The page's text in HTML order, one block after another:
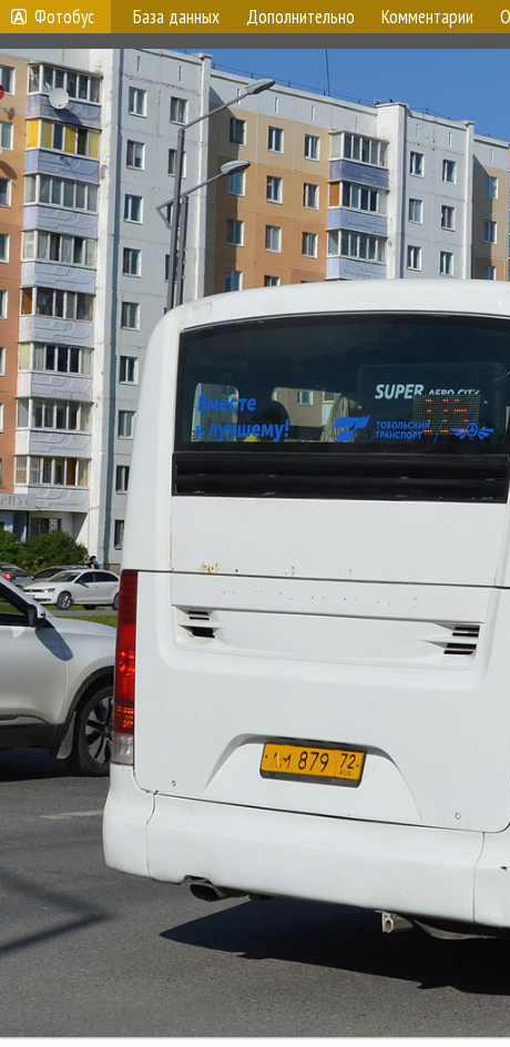
Фотобус База данных Дополнительно Комментарии